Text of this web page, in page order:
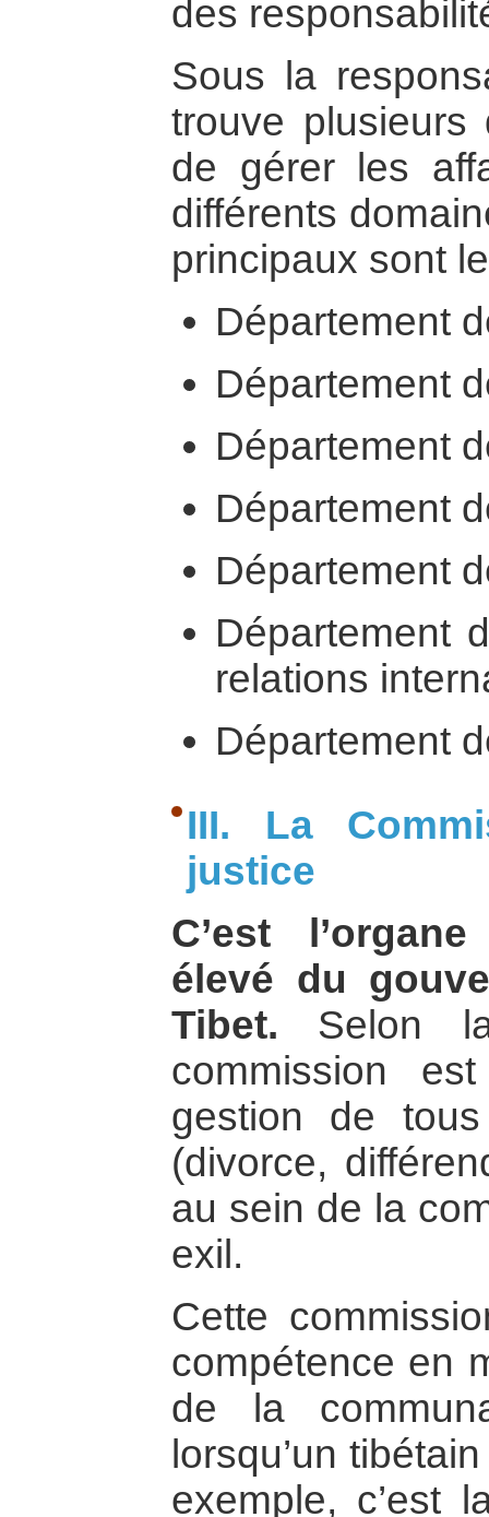
des
Sous la
trouve plusieurs
de gérer les
différents
principaux sont
Département
Département
Département
Département
Département
Département
relations
Département
III. La
justice
C’est
élevé du
Tibet. Selon
commission
gestion de
(divorce,
au sein de la
exil.
Cette
compétence en
de la
lorsqu’un
exemple, c’est